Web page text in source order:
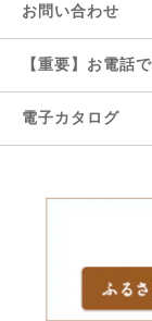
お問い合わせ
【重要】お電話
電子カタログ